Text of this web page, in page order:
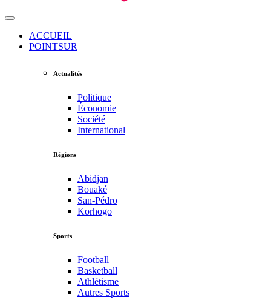
ACCUEIL
POINTSUR
Actualités
Politique
Économie
Société
International
Régions
Abidjan
Bouaké
San-Pédro
Korhogo
Sports
Football
Basketball
Athlétisme
Autres Sports